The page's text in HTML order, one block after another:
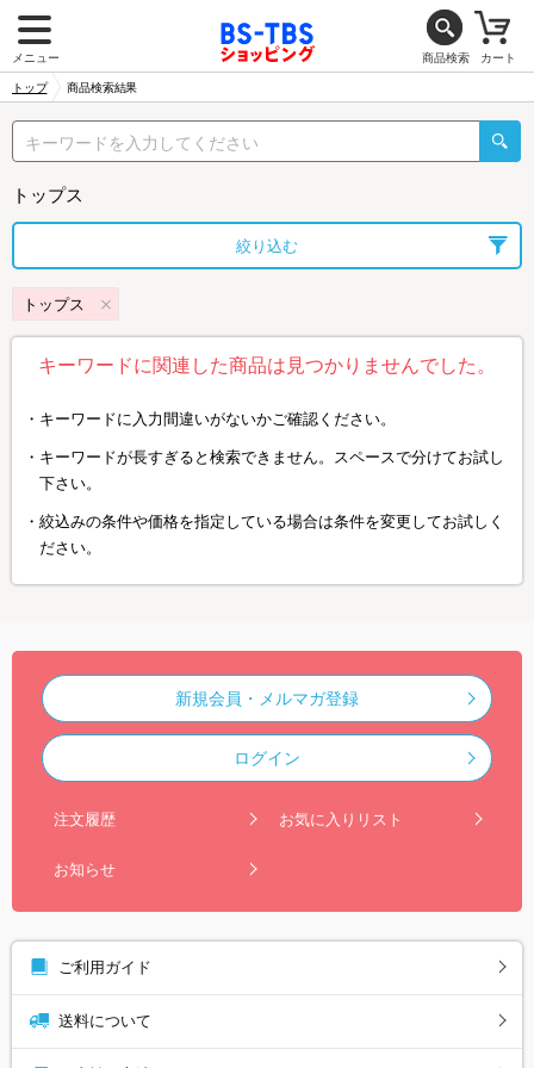
メニュー 商品検索 カート
トップ 商品検索結果
トップス
絞り込む
トップス
キーワードに関連した商品は見つかりませんでした。
キーワードに入力間違いがないかご確認ください。
キーワードが長すぎると検索できません。スペースで分けてお試し
下さい。
絞込みの条件や価格を指定している場合は条件を変更してお試しく
ださい。
新規会員・メルマガ登録
ログイン
注文履歴 お気に入りリスト
お知らせ
ご利用ガイド
送料について